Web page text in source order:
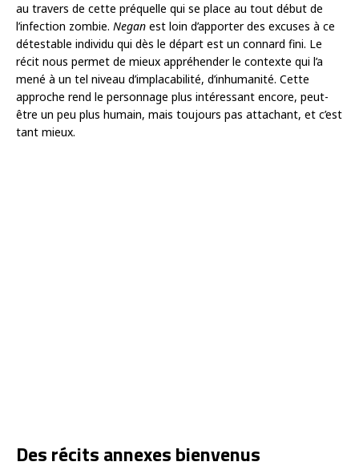
au travers de cette préquelle qui se place au tout début de
l’infection zombie. Negan est loin d’apporter des excuses à ce
détestable individu qui dès le départ est un connard fini. Le
récit nous permet de mieux appréhender le contexte qui l’a
mené à un tel niveau d’implacabilité, d’inhumanité. Cette
approche rend le personnage plus intéressant encore, peut-
être un peu plus humain, mais toujours pas attachant, et c’est
tant mieux.
Des récits annexes bienvenus